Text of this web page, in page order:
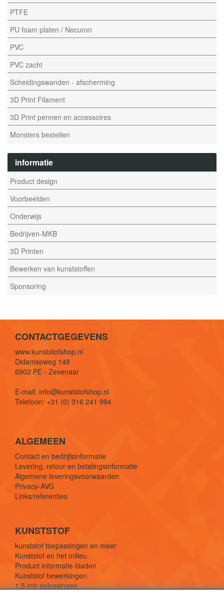
PTFE
PU foam platen / Necuron
PVC
PVC zacht
Scheidingswanden - afscherming
3D Print Filament
3D Print pennen en accessoires
Monsters bestellen
informatie
Product design
Voorbeelden
Onderwijs
Bedrijven-MKB
3D Printen
Bewerken van kunststoffen
Sponsoring
CONTACTGEGEVENS
www.kunststofshop.nl
Didamseweg 148
6902 PE - Zevenaar
E-mail: info@kunststofshop.nl
Telefoon: +31 (0) 316 241 994
ALGEMEEN
Contact en bedrijfsinformatie
Levering, retour en betalingsinformatie
Algemene leveringsvoorwaarden
Privacy-AVG
Links/referenties
KUNSTSTOF
kunststof toepassingen en meer
Kunststof en het milieu
Product informatie bladen
Kunststof bewerkingen
1,5 mtr oplossingen